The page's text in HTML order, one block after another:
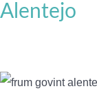
Alentejo